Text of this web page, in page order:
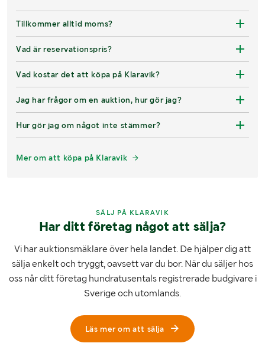
Tillkommer alltid moms?
Vad är reservationspris?
Vad kostar det att köpa på Klaravik?
Jag har frågor om en auktion, hur gör jag?
Hur gör jag om något inte stämmer?
Mer om att köpa på Klaravik
SÄLJ PÅ KLARAVIK
Har ditt företag något att sälja?
Vi har auktionsmäklare över hela landet. De hjälper dig att
sälja enkelt och tryggt, oavsett var du bor. När du säljer hos
oss når ditt företag hundratusentals registrerade budgivare i
Sverige och utomlands.
Läs mer om att sälja